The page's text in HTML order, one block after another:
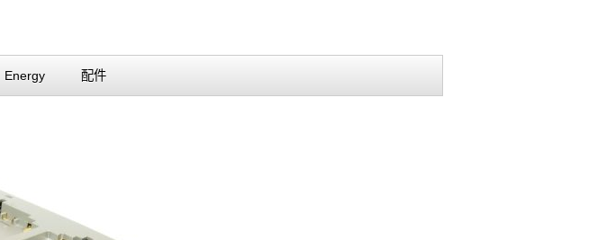
Energy 配件